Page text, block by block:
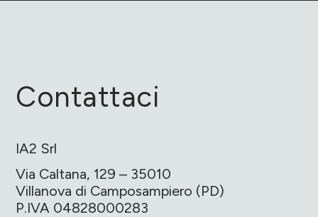
Contattaci
IA2 Srl
Via Caltana, 129 – 35010
Villanova di Camposampiero (PD)
P.IVA 04828000283